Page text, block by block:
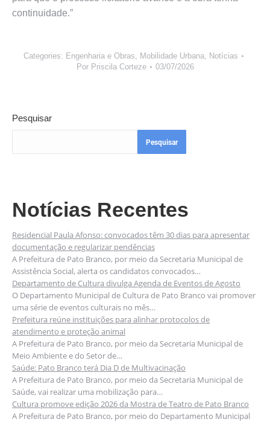
continuidade.”
Categories: Engenharia e Obras, Mobilidade Urbana, Notícias
Por Priscila Corteze 03/07/2026
Pesquisar
Pesquisar
Notícias Recentes
Residencial Paula Afonso: convocados têm 30 dias para apresentar
documentação e regularizar pendências
A Prefeitura de Pato Branco, por meio da Secretaria Municipal de
Assistência Social, alerta os candidatos convocados…
Departamento de Cultura divulga Agenda de Eventos de Agosto
O Departamento Municipal de Cultura de Pato Branco vai promover
uma série de eventos culturais no mês…
Prefeitura reúne instituições para alinhar protocolos de
atendimento e proteção animal
A Prefeitura de Pato Branco, por meio da Secretaria Municipal de
Meio Ambiente e do Setor de…
Saúde: Pato Branco terá Dia D de Multivacinação
A Prefeitura de Pato Branco, por meio da Secretaria Municipal de
Saúde, vai realizar uma mobilização para…
Cultura promove edição 2026 da Mostra de Teatro de Pato Branco
A Prefeitura de Pato Branco, por meio do Departamento Municipal